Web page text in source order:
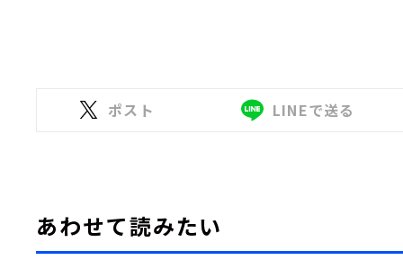
ポスト LINEで送る
あわせて読みたい